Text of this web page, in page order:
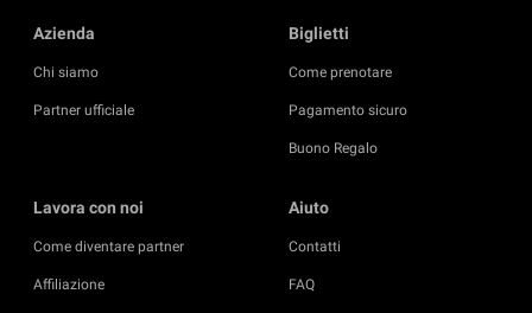
Azienda
Chi siamo
Partner ufficiale
Biglietti
Come prenotare
Pagamento sicuro
Buono Regalo
Lavora con noi
Come diventare partner
Affiliazione
Aiuto
Contatti
FAQ